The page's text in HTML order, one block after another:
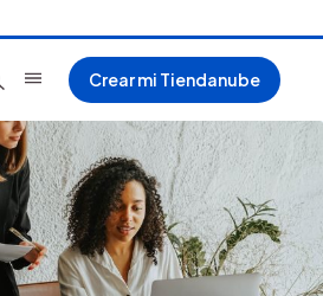
Crear mi Tiendanube